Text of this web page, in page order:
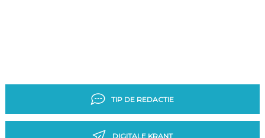
TIP DE REDACTIE
DIGITALE KRANT